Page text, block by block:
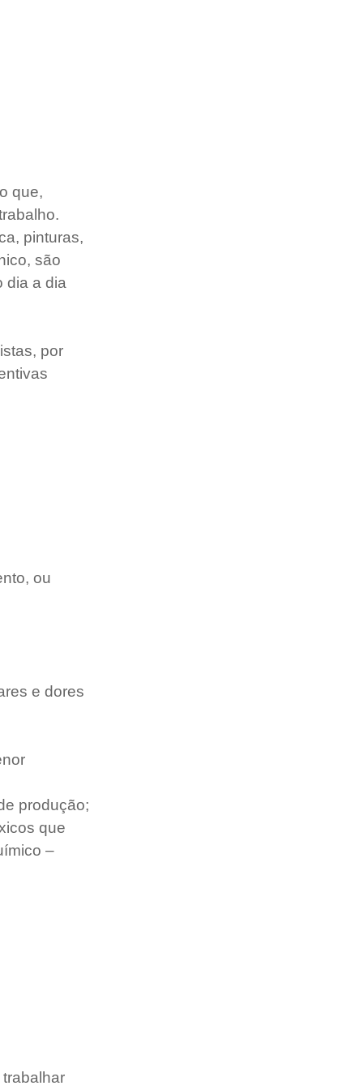
que,
pinturas,
são
dia a dia
por
ou
e dores
produção;
que
–